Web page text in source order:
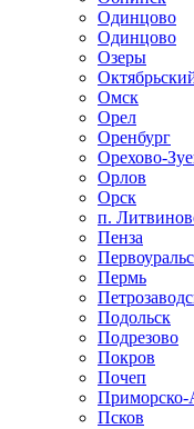
Одинцово
Одинцово
Озеры
Омск
Орел
Оренбург
Орехово-
Орлов
Орск
п.
Пенза
Пермь
Подольск
Подрезово
Покров
Почеп
Приморско-
Псков